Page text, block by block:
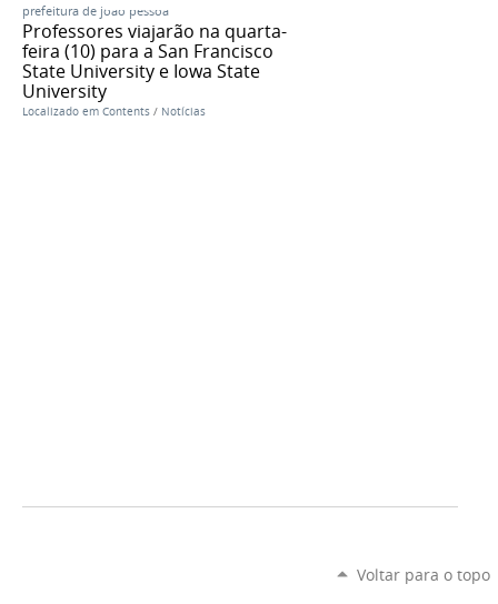
prefeitura de joão pessoa
Professores viajarão na quarta-
feira (10) para a San Francisco
State University e Iowa State
University
Localizado em Contents / Notícias
Voltar para o topo